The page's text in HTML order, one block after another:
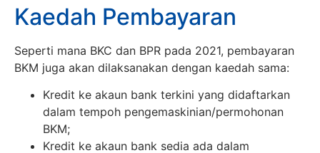
Kaedah Pembayaran
Seperti mana BKC dan BPR pada 2021, pembayaran
BKM juga akan dilaksanakan dengan kaedah sama:
Kredit ke akaun bank terkini yang didaftarkan
dalam tempoh pengemaskinian/permohonan
BKM;
Kredit ke akaun bank sedia ada dalam